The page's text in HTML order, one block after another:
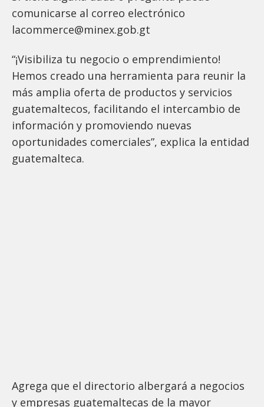
comunicarse al correo electrónico
lacommerce@minex.gob.gt
“¡Visibiliza tu negocio o emprendimiento!
Hemos creado una herramienta para reunir la
más amplia oferta de productos y servicios
guatemaltecos, facilitando el intercambio de
información y promoviendo nuevas
oportunidades comerciales”, explica la entidad
guatemalteca.
Agrega que el directorio albergará a negocios
y empresas guatemaltecas de la mayor